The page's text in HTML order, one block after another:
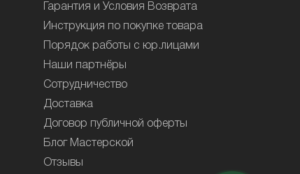
Гарантия и Условия Возврата
Инструкция по покупке товара
Порядок работы с юр.лицами
Наши партнёры
Сотрудничество
Доставка
Договор публичной оферты
Блог Мастерской
Отзывы